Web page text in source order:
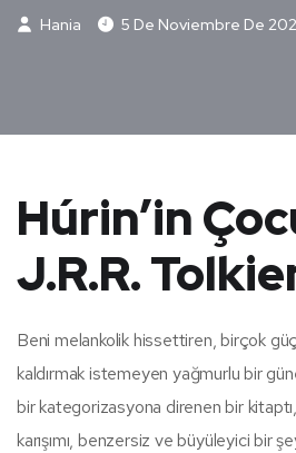
Hania 5 De Noviembre De
Húrin’in
J.R.R.
Beni melankolik hissettiren, birçok
kaldırmak istemeyen yağmurlu bir
bir kategorizasyona direnen bir
karışımı, benzersiz ve büyüleyici bir